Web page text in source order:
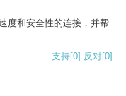
度和安全性的连接，并帮
支持[0] 反对[0]